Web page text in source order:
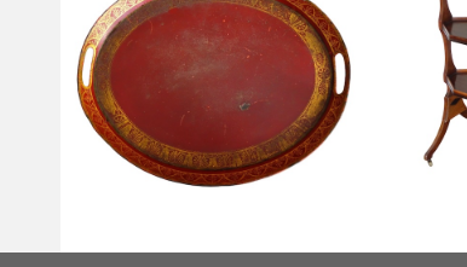
Grand plateau de service
d'époque Empire en tôle laquée
rouge et or
Table de
acajou et
Directoire